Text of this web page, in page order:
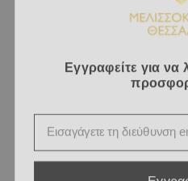
Εγγραφείτε για να